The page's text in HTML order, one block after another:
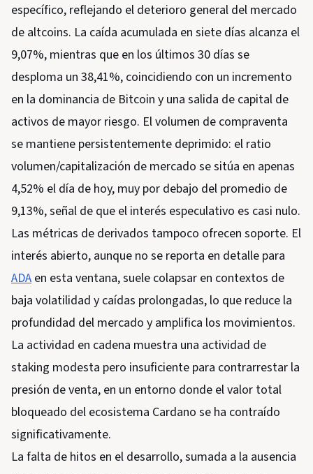
específico, reflejando el deterioro general del mercado
de altcoins. La caída acumulada en siete días alcanza el
9,07%, mientras que en los últimos 30 días se
desploma un 38,41%, coincidiendo con un incremento
en la dominancia de Bitcoin y una salida de capital de
activos de mayor riesgo. El volumen de compraventa
se mantiene persistentemente deprimido: el ratio
volumen/capitalización de mercado se sitúa en apenas
4,52% el día de hoy, muy por debajo del promedio de
9,13%, señal de que el interés especulativo es casi nulo.
Las métricas de derivados tampoco ofrecen soporte. El
interés abierto, aunque no se reporta en detalle para
ADA en esta ventana, suele colapsar en contextos de
baja volatilidad y caídas prolongadas, lo que reduce la
profundidad del mercado y amplifica los movimientos.
La actividad en cadena muestra una actividad de
staking modesta pero insuficiente para contrarrestar la
presión de venta, en un entorno donde el valor total
bloqueado del ecosistema Cardano se ha contraído
significativamente.
La falta de hitos en el desarrollo, sumada a la ausencia